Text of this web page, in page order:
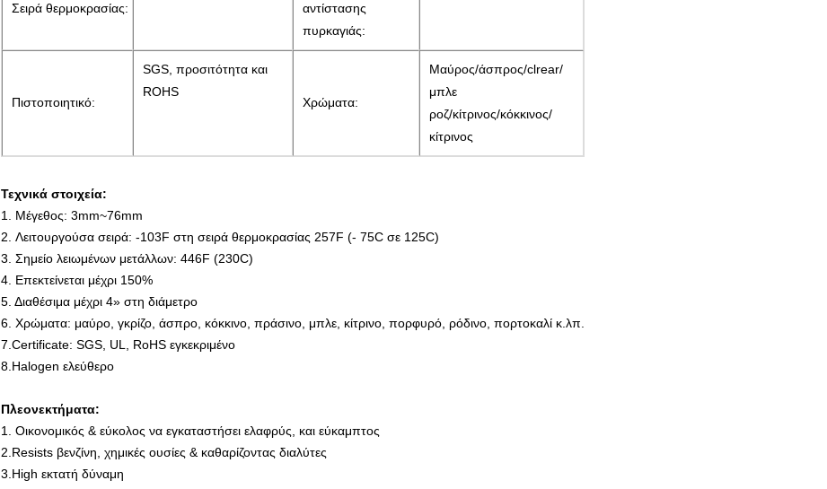
Σειρά θερμοκρασίας:
αντίστασης
πυρκαγιάς:
Πιστοποιητικό:
SGS, προσιτότητα και
ROHS
Χρώματα:
Μαύρος/άσπρος/clrear/
μπλε
ροζ/κίτρινος/κόκκινος/
κίτρινος
Τεχνικά στοιχεία:
1. Μέγεθος: 3mm~76mm
2. Λειτουργούσα σειρά: -103F στη σειρά θερμοκρασίας 257F (- 75C σε 125C)
3. Σημείο λειωμένων μετάλλων: 446F (230C)
4. Επεκτείνεται μέχρι 150%
5. Διαθέσιμα μέχρι 4» στη διάμετρο
6. Χρώματα: μαύρο, γκρίζο, άσπρο, κόκκινο, πράσινο, μπλε, κίτρινο, πορφυρό, ρόδινο, πορτοκαλί κ.λπ.
7.Certificate: SGS, UL, RoHS εγκεκριμένο
8.Halogen ελεύθερο
Πλεονεκτήματα:
1. Οικονομικός & εύκολος να εγκαταστήσει ελαφρύς, και εύκαμπτος
2.Resists βενζίνη, χημικές ουσίες & καθαρίζοντας διαλύτες
3.High εκτατή δύναμη